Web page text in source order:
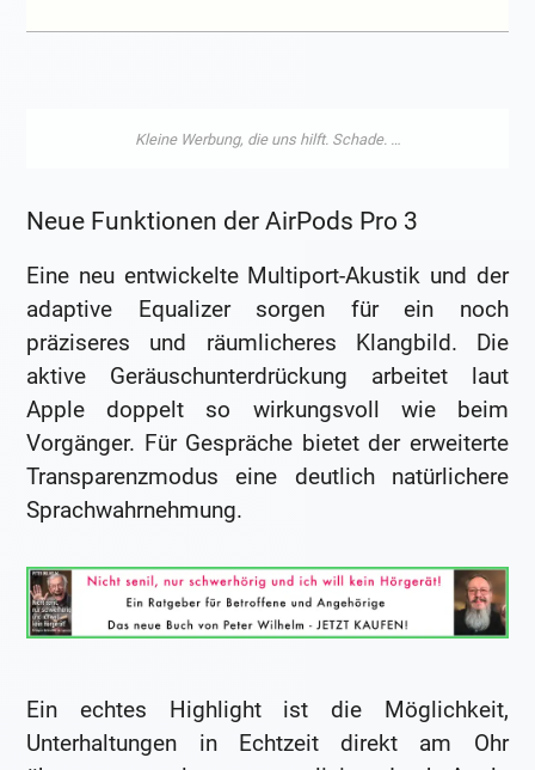
Neue Funktionen der AirPods Pro 3
Eine neu entwickelte Multiport-Akustik und der
adaptive Equalizer sorgen für ein noch
präziseres und räumlicheres Klangbild. Die
aktive Geräuschunterdrückung arbeitet laut
Apple doppelt so wirkungsvoll wie beim
Vorgänger. Für Gespräche bietet der erweiterte
Transparenzmodus eine deutlich natürlichere
Sprachwahrnehmung.
Ein echtes Highlight ist die Möglichkeit,
Unterhaltungen in Echtzeit direkt am Ohr